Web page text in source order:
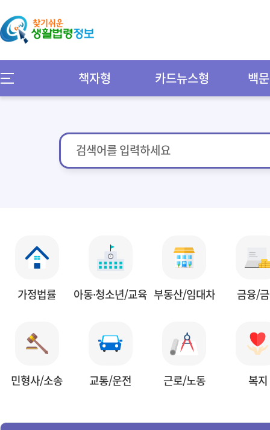
책자형 카드뉴스형 백
가정법률 아동·청소년/교육 부동산/임대차 금융/
민형사/소송 교통/운전 근로/노동 복지